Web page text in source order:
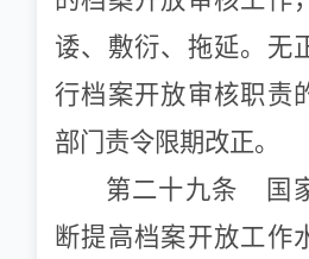
诿、敷衍、拖延。无
行档案开放审核职责
部门责令限期改正。
第二十九条 国
断提高档案开放工作